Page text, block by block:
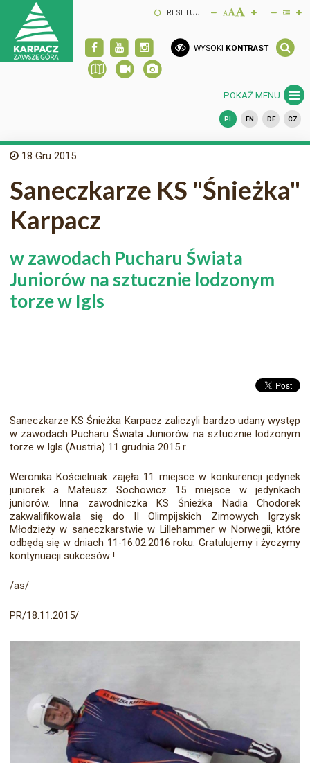
RESETUJ
WYSOKI KONTRAST
POKAŻ MENU
PL EN DE CZ
18 Gru 2015
Saneczkarze KS "Śnieżka"
Karpacz
w zawodach Pucharu Świata
Juniorów na sztucznie lodzonym
torze w Igls
Saneczkarze KS Śnieżka Karpacz zaliczyli bardzo udany występ
w zawodach Pucharu Świata Juniorów na sztucznie lodzonym
torze w Igls (Austria) 11 grudnia 2015 r.
Weronika Kościelniak zajęła 11 miejsce w konkurencji jedynek
juniorek a Mateusz Sochowicz 15 miejsce w jedynkach
juniorów. Inna zawodniczka KS Śnieżka Nadia Chodorek
zakwalifikowała się do II Olimpijskich Zimowych Igrzysk
Młodzieży w saneczkarstwie w Lillehammer w Norwegii, które
odbędą się w dniach 11-16.02.2016 roku. Gratulujemy i życzymy
kontynuacji sukcesów !
/as/
PR/18.11.2015/